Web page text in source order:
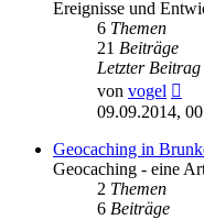
Ereignisse und
6 Themen
21 Beiträge
Letzter Beitrag
von vogel
09.09.2014,
Geocaching in
Geocaching - eine
2 Themen
6 Beiträge